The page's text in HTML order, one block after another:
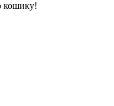
кошику!